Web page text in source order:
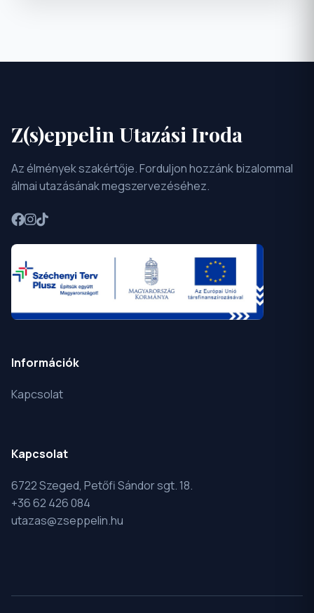
Z(s)eppelin Utazási Iroda
Az élmények szakértője. Forduljon hozzánk bizalommal
álmai utazásának megszervezéséhez.
Információk
Kapcsolat
Kapcsolat
6722 Szeged, Petőfi Sándor sgt. 18.
+36 62 426 084
utazas@zseppelin.hu